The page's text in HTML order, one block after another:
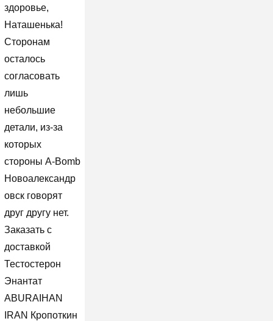
здоровье,
Наташенька!
Сторонам
осталось
согласовать
лишь
небольшие
детали, из-за
которых
стороны A-Bomb
Новоалександр
овск говорят
друг другу нет.
Заказать с
доставкой
Тестостерон
Энантат
ABURAIHAN
IRAN Кропоткин